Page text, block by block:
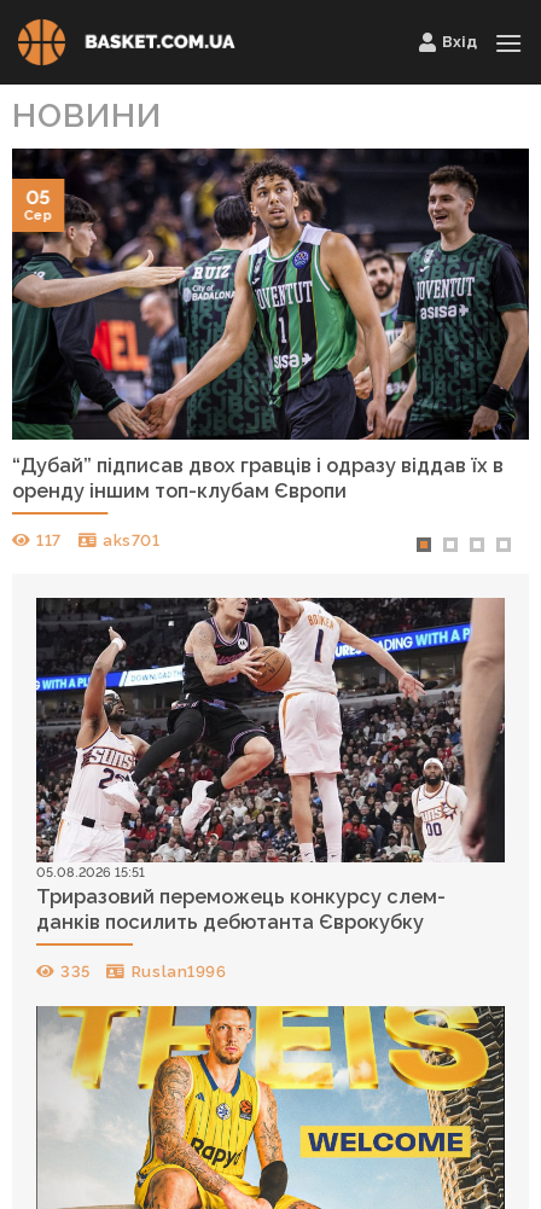
Skip
to
Вхід
НОВИНИ
“Дубай” підписав двох гравців і одразу віддав їх в
оренду іншим топ-клубам Європи
117 aks701
05
Сер
05.08.2026 15:51
Триразовий переможець конкурсу слем-
данків посилить дебютанта Єврокубку
335 Ruslan1996